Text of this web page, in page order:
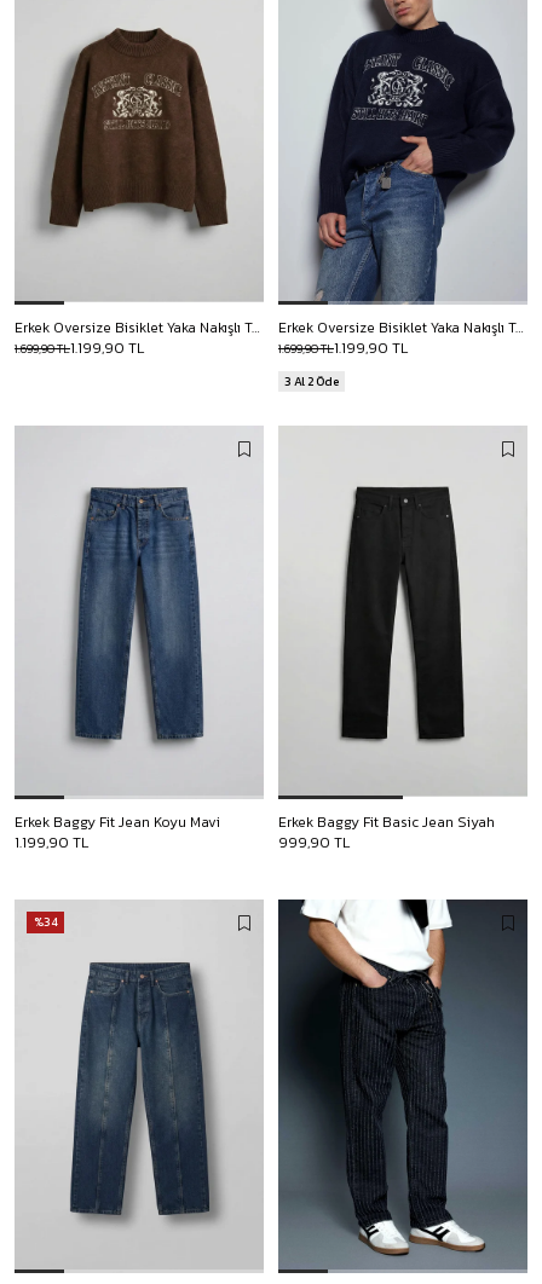
Erkek Oversize Bisiklet Yaka Nakışlı Triko Kazak Kahve
1.199,90 TL
1.699,90 TL
Erkek Oversize Bisiklet Yaka Nakışlı Triko Kazak Lacivert
1.199,90 TL
1.699,90 TL
3 Al 2 Öde
Erkek Baggy Fit Jean Koyu Mavi
1.199,90 TL
Erkek Baggy Fit Basic Jean Siyah
999,90 TL
%34